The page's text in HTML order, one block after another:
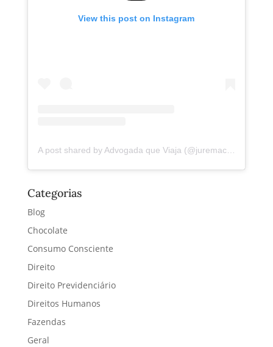
View this post on Instagram
A post shared by Advogada que Viaja (@juremacintra)
Categorias
Blog
Chocolate
Consumo Consciente
Direito
Direito Previdenciário
Direitos Humanos
Fazendas
Geral